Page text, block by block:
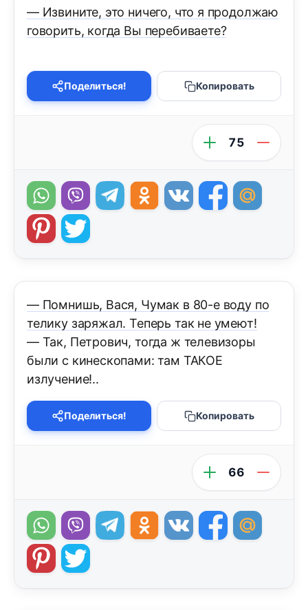
— Извините, это ничего, что я продолжаю
говорить, когда Вы перебиваете?
Поделиться! Копировать
75
— Помнишь, Вася, Чумак в 80-е воду по
телику заряжал. Теперь так не умеют!
— Так, Петрович, тогда ж телевизоры
были с кинескопами: там ТАКОЕ
излучение!..
Поделиться! Копировать
66